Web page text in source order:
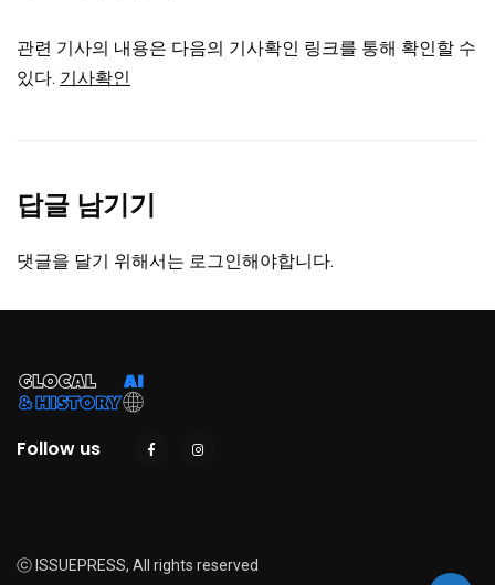
관련 기사의 내용은 다음의 기사확인 링크를 통해 확인할 수
있다. 기사확인
답글 남기기
댓글을 달기 위해서는 로그인해야합니다.
Follow us
ⓒ ISSUEPRESS, All rights reserved